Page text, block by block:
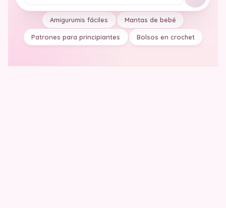
Amigurumis fáciles Mantas de bebé
Patrones para principiantes Bolsos en crochet